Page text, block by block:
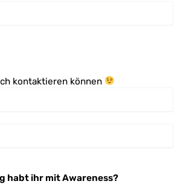
kontaktieren können
habt ihr mit Awareness?